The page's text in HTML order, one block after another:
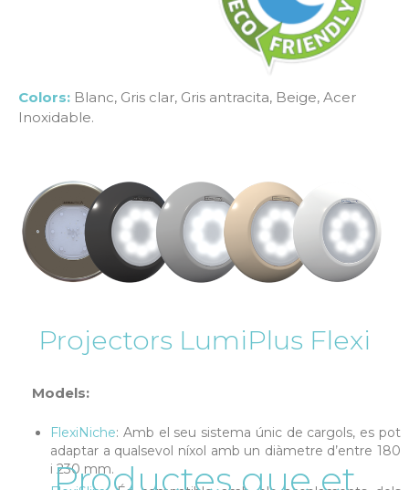
Colors: Blanc, Gris clar, Gris antracita, Beige, Acer
Inoxidable.
Projectors LumiPlus Flexi
Models:
FlexiNiche: Amb el seu sistema únic de cargols, es pot
adaptar a qualsevol níxol amb un diàmetre d’entre 180
i 230 mm.
Productes que et